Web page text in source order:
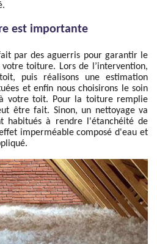
est importante
par des aguerris pour garantir le
toiture. Lors de l’intervention,
puis réalisons une estimation
et enfin nous choisirons le soin
votre toit. Pour la toiture remplie
être fait. Sinon, un nettoyage va
habitués à rendre l'étanchéité de
imperméable composé d'eau et